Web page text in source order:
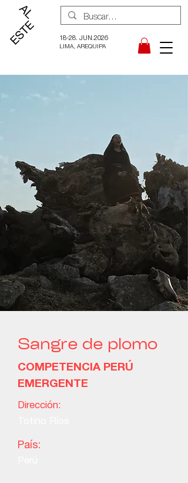
18-28. JUN.2026
LIMA, AREQUIPA
Sangre de plomo
COMPETENCIA PERÚ
EMERGENTE
Dirección:
País: